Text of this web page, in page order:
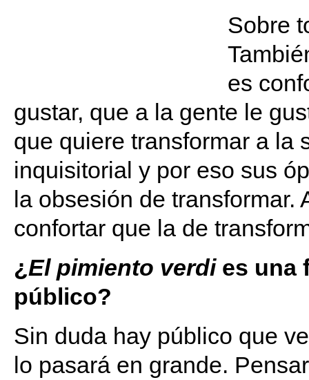
Sobre
es
gustar, que a la gente le
que quiere transformar a la
inquisitorial y por eso sus
la obsesión de
confortar que la de
¿El pimiento verdi es una
público?
Sin duda hay público que
lo pasará en grande.